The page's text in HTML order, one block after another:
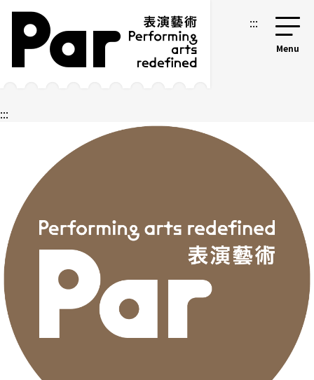
跳到主要內容區塊
網站導覽 :::
:::